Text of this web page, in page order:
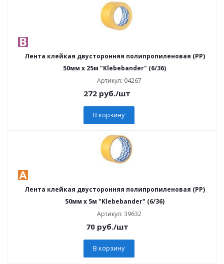
Лента клейкая двусторонняя полипропиленовая (PP)
50мм х 25м "Klebebander" (6/36)
Артикул: 04267
272 руб./шт
В корзину
Лента клейкая двусторонняя полипропиленовая (PP)
50мм х 5м "Klebebander" (6/36)
Артикул: 39632
70руб./шт
В корзину